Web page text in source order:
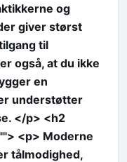
og
giver størst
til
også, at du ikke
en
understøtter
</p> <h2
<p> Moderne
tålmodighed,